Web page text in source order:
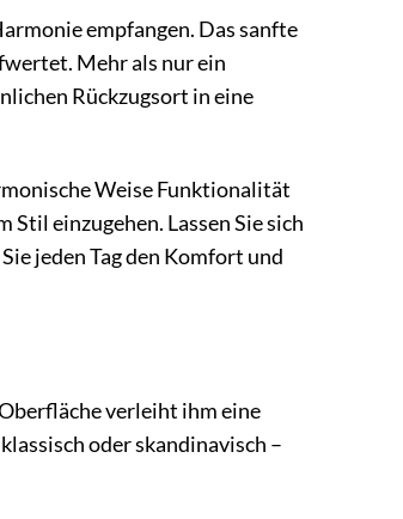
empfangen. Das sanfte
Mehr als nur ein
Rückzugsort in eine
Weise Funktionalität
einzugehen. Lassen Sie sich
jeden Tag den Komfort und
verleiht ihm eine
oder skandinavisch –